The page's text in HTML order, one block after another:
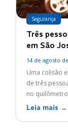
Segurança
Três
em São
14 de agosto
Uma colisão
de três
no
Leia mais →